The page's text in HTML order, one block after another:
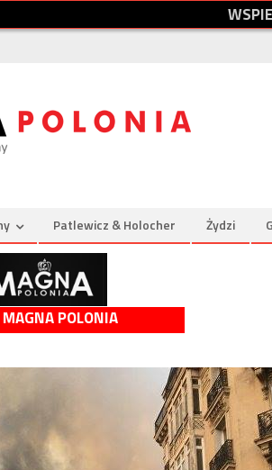
WSPIE
Patlewicz & Holocher Żydzi
POLONIA